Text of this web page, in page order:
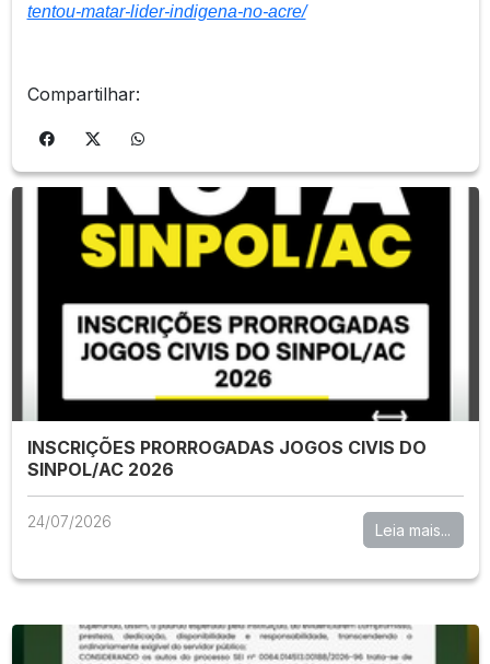
tentou-matar-lider-indigena-no-acre/
Compartilhar:
INSCRIÇÕES PRORROGADAS JOGOS CIVIS DO
SINPOL/AC 2026
24/07/2026 Leia mais...